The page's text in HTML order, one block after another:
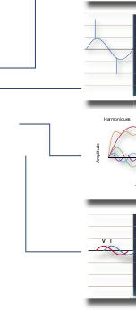
V I
Harmoniques
Amplitude